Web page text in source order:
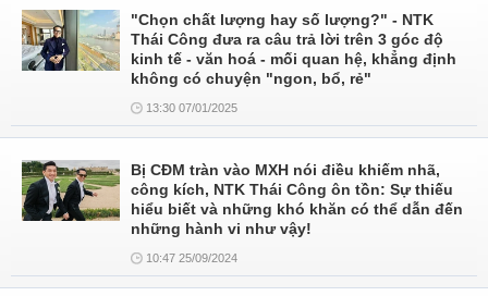
"Chọn chất lượng hay số lượng?" - NTK
Thái Công đưa ra câu trả lời trên 3 góc độ
kinh tế - văn hoá - mối quan hệ, khẳng định
không có chuyện "ngon, bổ, rẻ"
13:30 07/01/2025
Bị CĐM tràn vào MXH nói điều khiếm nhã,
công kích, NTK Thái Công ôn tồn: Sự thiếu
hiểu biết và những khó khăn có thể dẫn đến
những hành vi như vậy!
10:47 25/09/2024